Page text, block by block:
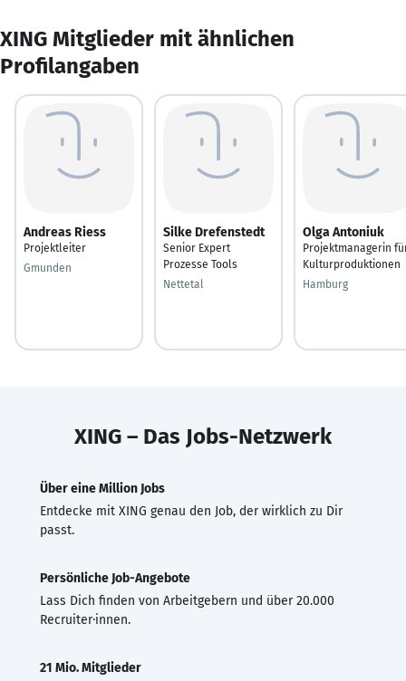
XING Mitglieder mit ähnlichen
Profilangaben
Andreas Riess
Projektleiter
Gmunden
Silke Drefenstedt
Senior Expert
Prozesse Tools
Nettetal
Olga Antoniuk
Projektmanagerin
Kulturproduktionen
Hamburg
XING – Das Jobs-Netzwerk
Über eine Million Jobs
Entdecke mit XING genau den Job, der wirklich zu Dir
passt.
Persönliche Job-Angebote
Lass Dich finden von Arbeitgebern und über 20.000
Recruiter·innen.
21 Mio. Mitglieder